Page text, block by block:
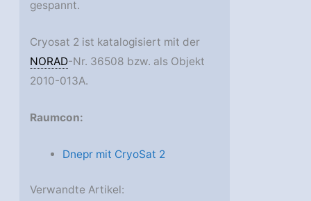
gespannt.
Cryosat 2 ist katalogisiert mit der
NORAD-Nr. 36508 bzw. als Objekt
2010-013A.
Raumcon:
Dnepr mit CryoSat 2
Verwandte Artikel: